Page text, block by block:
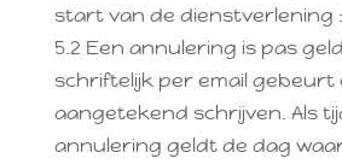
start van de dienstverlening :
5.2 Een annulering is pas
schriftelijk per email gebeurt
aangetekend schrijven. Als
annulering geldt de dag